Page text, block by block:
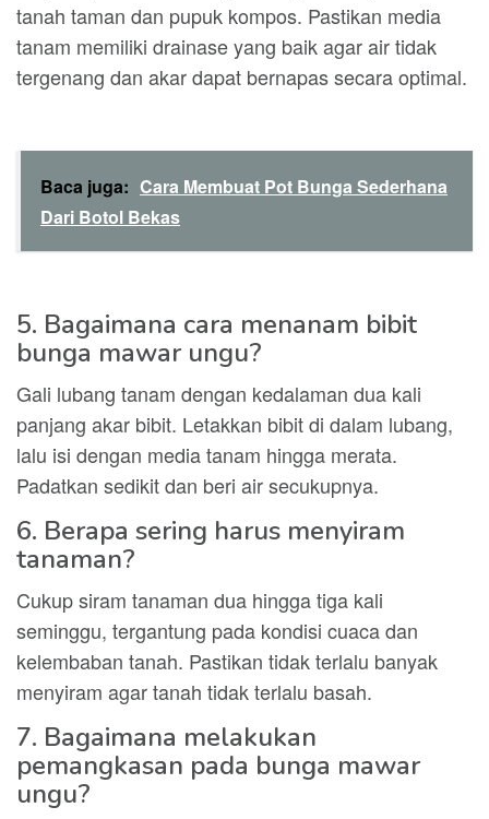
tanah taman dan pupuk kompos. Pastikan media
tanam memiliki drainase yang baik agar air tidak
tergenang dan akar dapat bernapas secara optimal.
Baca juga: Cara Membuat Pot Bunga Sederhana
Dari Botol Bekas
5. Bagaimana cara menanam bibit
bunga mawar ungu?
Gali lubang tanam dengan kedalaman dua kali
panjang akar bibit. Letakkan bibit di dalam lubang,
lalu isi dengan media tanam hingga merata.
Padatkan sedikit dan beri air secukupnya.
6. Berapa sering harus menyiram
tanaman?
Cukup siram tanaman dua hingga tiga kali
seminggu, tergantung pada kondisi cuaca dan
kelembaban tanah. Pastikan tidak terlalu banyak
menyiram agar tanah tidak terlalu basah.
7. Bagaimana melakukan
pemangkasan pada bunga mawar
ungu?